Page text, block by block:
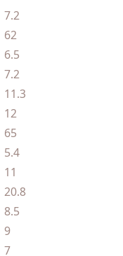
7.2
62
6.5
7.2
11.3
12
65
5.4
11
20.8
8.5
9
7